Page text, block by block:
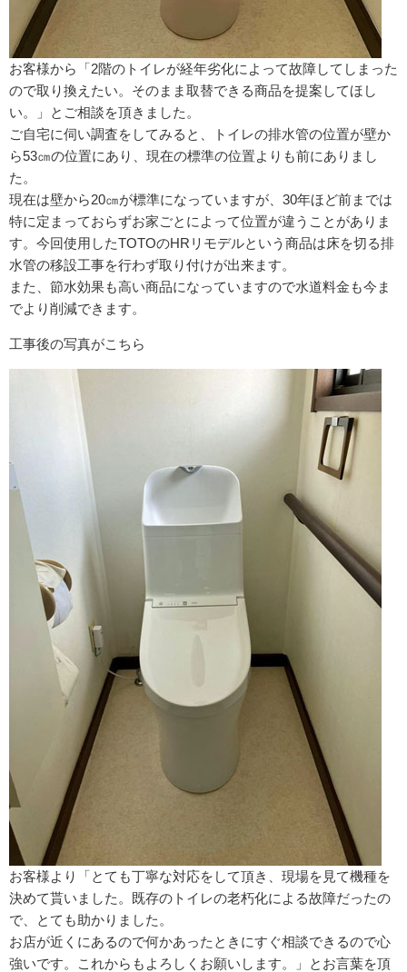
お客様から「2階のトイレが経年劣化によって故障してしまった
ので取り換えたい。そのまま取替できる商品を提案してほし
い。」とご相談を頂きました。
ご自宅に伺い調査をしてみると、トイレの排水管の位置が壁か
ら53㎝の位置にあり、現在の標準の位置よりも前にありまし
た。
現在は壁から20㎝が標準になっていますが、30年ほど前までは
特に定まっておらずお家ごとによって位置が違うことがありま
す。今回使用したTOTOのHRリモデルという商品は床を切る排
水管の移設工事を行わず取り付けが出来ます。
また、節水効果も高い商品になっていますので水道料金も今ま
でより削減できます。
工事後の写真がこちら
お客様より「とても丁寧な対応をして頂き、現場を見て機種を
決めて貰いました。既存のトイレの老朽化による故障だったの
で、とても助かりました。
お店が近くにあるので何かあったときにすぐ相談できるので心
強いです。これからもよろしくお願いします。」とお言葉を頂